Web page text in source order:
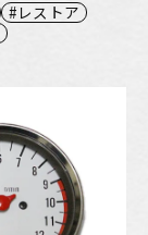
レストア